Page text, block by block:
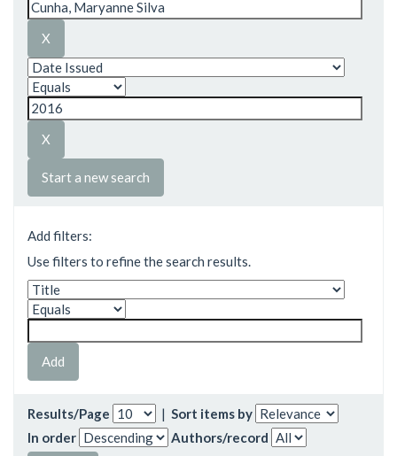
Start a new search
Add filters:
Use filters to refine the search results.
Results/Page | Sort items by
In order
Authors/record